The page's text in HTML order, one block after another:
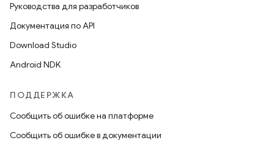
Руководства для разработчиков
Документация по API
Download Studio
Android NDK
ПОДДЕРЖКА
Сообщить об ошибке на платформе
Сообщить об ошибке в документации